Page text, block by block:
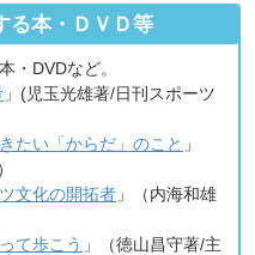
る本・ＤＶＤ等
・DVDなど。
」(児玉光雄著/日刊スポーツ
たい「からだ」のこと 」
文化の開拓者 」（内海和雄
て歩こう 」（徳山昌守著/主